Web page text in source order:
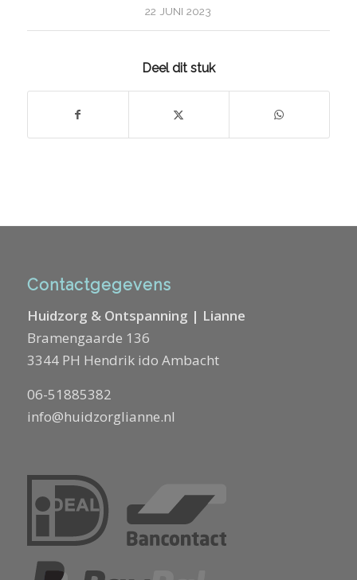
22 JUNI 2023
Deel dit stuk
Contactgegevens
Huidzorg & Ontspanning | Lianne
Bramengaarde 136
3344 PH Hendrik ido Ambacht
06-51885382
info@huidzorglianne.nl